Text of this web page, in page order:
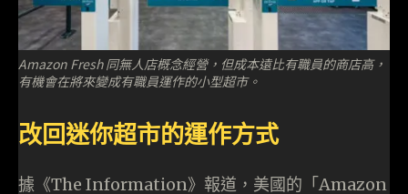
Amazon Fresh 同無人店概念經營，但成本遠比有職員的商店高，
有機會在將來變成有職員運作的小型超市。
改回迷你超市的運作方式
據《The Information》報道，美國的「Amazon